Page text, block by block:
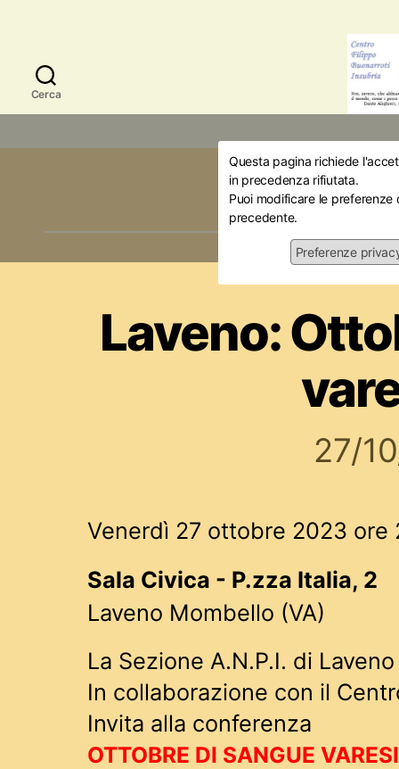
Cerca
Questa pagina richiede
in precedenza rifiutata.
Puoi modificare le
precedente.
Preferenze
Mese:
Laveno:
27/
Venerdì 27 ottobre 2023 ore
Sala Civica - P.zza Italia, 2
Laveno Mombello (VA)
La Sezione A.N.P.I. di
In collaborazione con il
Invita alla conferenza
OTTOBRE DI SANGUE